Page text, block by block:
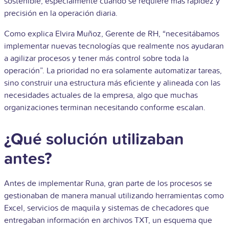
precisión en la operación diaria.
Como explica Elvira Muñoz, Gerente de RH, “necesitábamos
implementar nuevas tecnologías que realmente nos ayudaran
a agilizar procesos y tener más control sobre toda la
operación”. La prioridad no era solamente automatizar tareas,
sino construir una estructura más eficiente y alineada con las
necesidades actuales de la empresa, algo que muchas
organizaciones terminan necesitando conforme escalan.
¿Qué solución utilizaban
antes?
Antes de implementar Runa, gran parte de los procesos se
gestionaban de manera manual utilizando herramientas como
Excel, servicios de maquila y sistemas de checadores que
entregaban información en archivos TXT, un esquema que